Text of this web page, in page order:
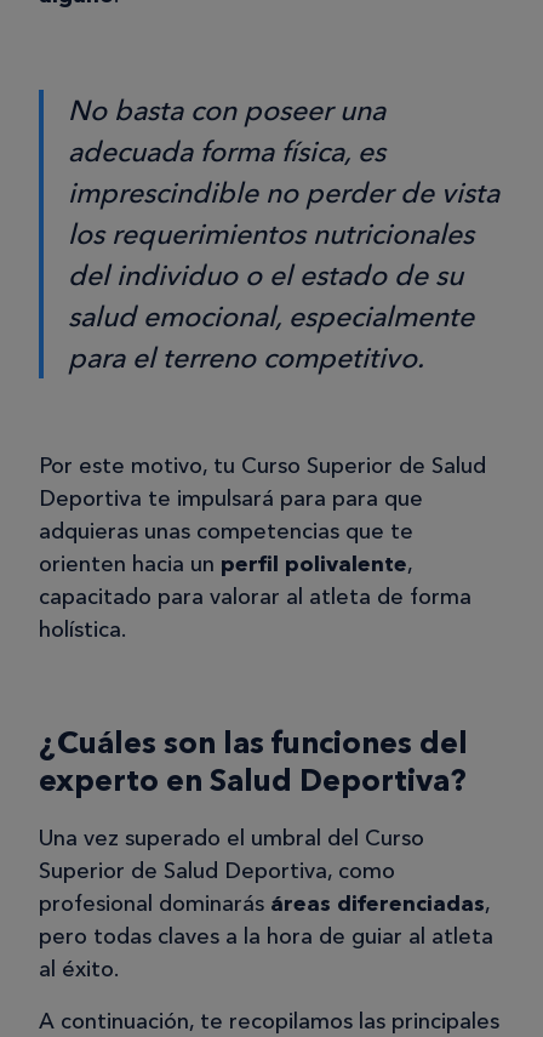
No basta con poseer una
adecuada forma física, es
imprescindible no perder de vista
los requerimientos nutricionales
del individuo o el estado de su
salud emocional, especialmente
para el terreno competitivo.
Por este motivo, tu Curso Superior de Salud
Deportiva te impulsará para para que
adquieras unas competencias que te
orienten hacia un perfil polivalente,
capacitado para valorar al atleta de forma
holística.
¿Cuáles son las funciones del
experto en Salud Deportiva?
Una vez superado el umbral del Curso
Superior de Salud Deportiva, como
profesional dominarás áreas diferenciadas,
pero todas claves a la hora de guiar al atleta
al éxito.
A continuación, te recopilamos las principales